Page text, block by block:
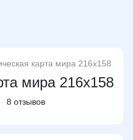
карта мира 216х158
мира 216х158
8 отзывов